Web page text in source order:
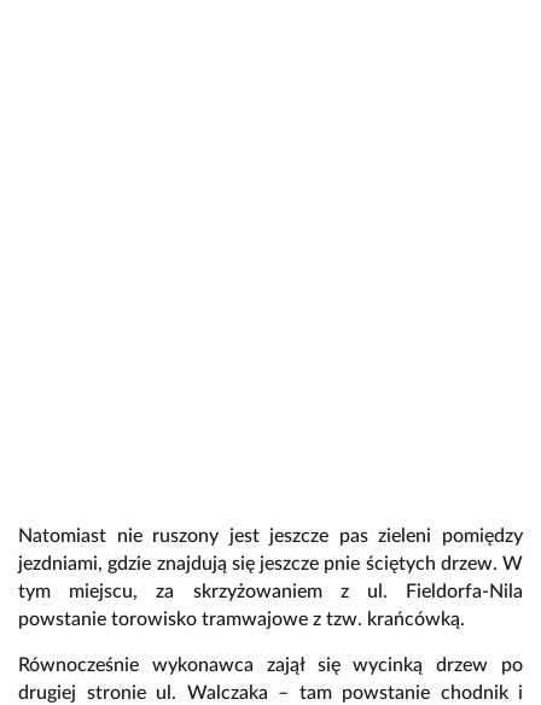
Natomiast nie ruszony jest jeszcze pas zieleni pomiędzy
jezdniami, gdzie znajdują się jeszcze pnie ściętych drzew. W
tym miejscu, za skrzyżowaniem z ul. Fieldorfa-Nila
powstanie torowisko tramwajowe z tzw. krańcówką.
Równocześnie wykonawca zajął się wycinką drzew po
drugiej stronie ul. Walczaka – tam powstanie chodnik i